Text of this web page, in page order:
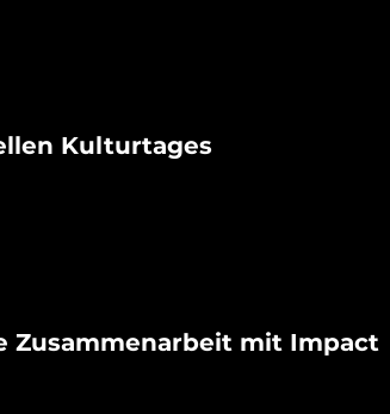
Kulturtages
Zusammenarbeit mit Impact